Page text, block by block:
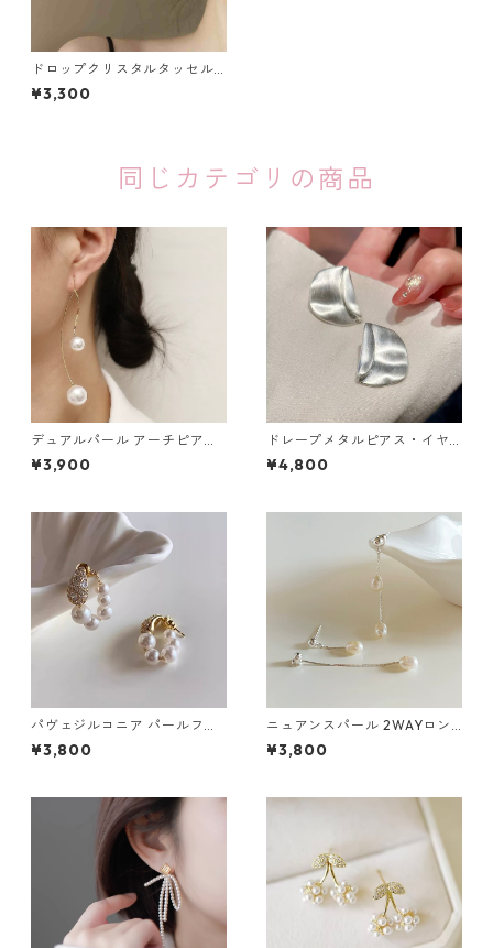
ドロップクリスタルタッセル
ピアス・イヤリング（３
色）：447
¥3,300
同じカテゴリの商品
デュアルパール アーチピアス
（シルバー・ゴールド）：679
¥3,900
ドレープメタルピアス・イヤ
リング（ゴールド・シルバ
ー）：673
¥4,800
パヴェジルコニア パールフー
プピアス：671
¥3,800
ニュアンスパール 2WAYロン
グチェーンピアス：676
¥3,800